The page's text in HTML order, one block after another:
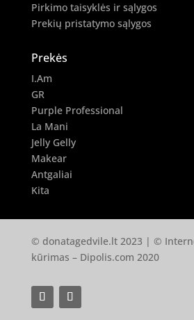
Pirkimo taisyklės ir sąlygos
Prekių pristatymo sąlygos
Prekės
I.Am
GR
Purple Professional
La Mani
Jelly Gelly
Makear
Antgaliai
Kita
© donatagedvile.lt 2023 | ©
kūrimas – Dipolis.com 2020